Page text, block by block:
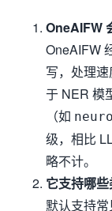
OneAIFW
OneAIFW
写，处理
于 NER 模
（如
级，相比
略不计。
它支持哪些
默认支持